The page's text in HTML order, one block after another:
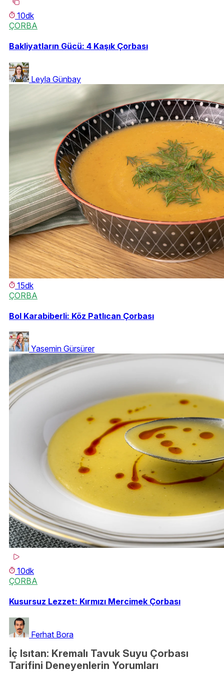
10dk
ÇORBA
Bakliyatların Gücü: 4 Kaşık Çorbası
Leyla Günbay
15dk
ÇORBA
Bol Karabiberli: Köz Patlıcan Çorbası
Yasemin Gürsürer
10dk
ÇORBA
Kusursuz Lezzet: Kırmızı Mercimek Çorbası
Ferhat Bora
İç Isıtan: Kremalı Tavuk Suyu Çorbası
Tarifini Deneyenlerin Yorumları